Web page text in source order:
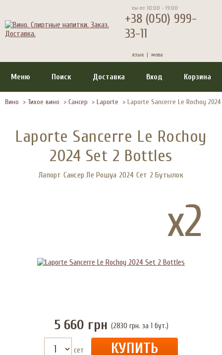
пн-пт 10:00 - 19:00
+38 (050) 999-
33-11
язык | мова
Меню Поиск Доставка Вход Корзина
Вино > Тихое вино > Сансер > Laporte > Laporte Sancerre Le Rochoy
Laporte Sancerre Le Rochoy
2024 Set 2 Bottles
Лапорт Сансер Ле Рошуа 2024 Сет 2 Бутылок
x2
5 660 грн (2830 грн. за 1 бут.)
сет